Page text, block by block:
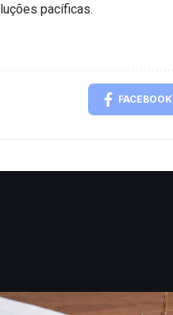
pacíficas.
FACEBOOK